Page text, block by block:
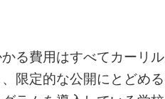
る費用はすべてカーリ
限定的な公開にとどめ